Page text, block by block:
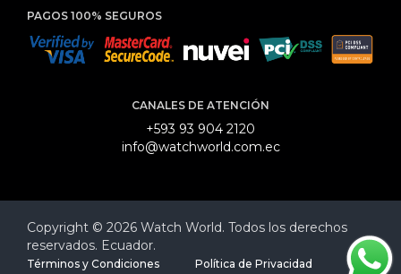
PAGOS 100% SEGUROS
CANALES DE ATENCIÓN
+593 93 904 2120
info@watchworld.com.ec
Copyright © 2026 Watch World. Todos los derechos
reservados. Ecuador.
Términos y Condiciones Política de Privacidad